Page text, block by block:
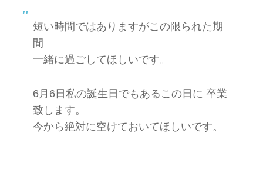
短い時間ではありますがこの限られた期
間
一緒に過ごしてほしいです。
6月6日私の誕生日でもあるこの日に 卒業
致します。
今から絶対に空けておいてほしいです。